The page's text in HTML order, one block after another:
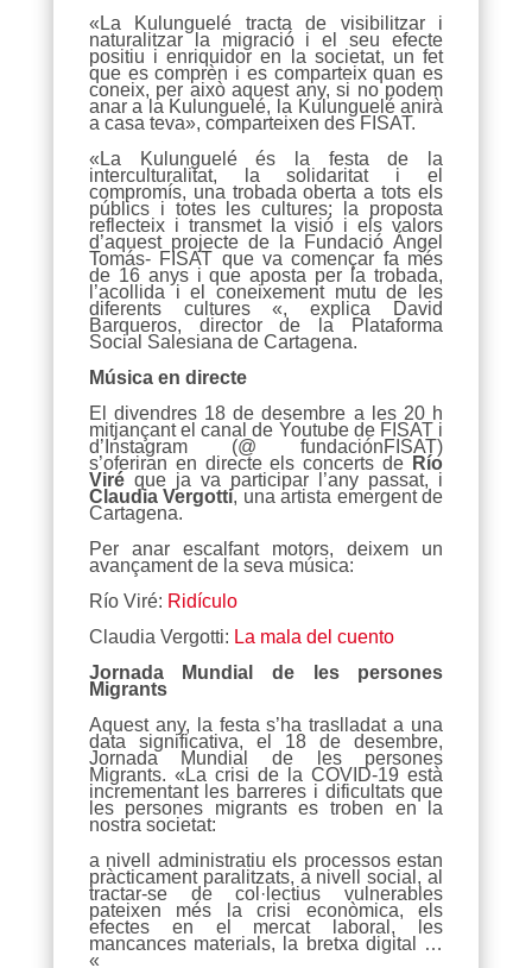
«La Kulunguelé tracta de visibilitzar i
naturalitzar la migració i el seu efecte
positiu i enriquidor en la societat, un fet
que es comprèn i es comparteix quan es
coneix, per això aquest any, si no podem
anar a la Kulunguelé, la Kulunguelé anirà
a casa teva», comparteixen des FISAT.
«La Kulunguelé és la festa de la
interculturalitat, la solidaritat i el
compromís, una trobada oberta a tots els
públics i totes les cultures; la proposta
reflecteix i transmet la visió i els valors
d’aquest projecte de la Fundació Ángel
Tomás- FISAT que va començar fa més
de 16 anys i que aposta per la trobada,
l’acollida i el coneixement mutu de les
diferents cultures «, explica David
Barqueros, director de la Plataforma
Social Salesiana de Cartagena.
Música en directe
El divendres 18 de desembre a les 20 h
mitjançant el canal de Youtube de FISAT i
d’Instagram (@ fundaciónFISAT)
s’oferiran en directe els concerts de Río
Viréque ja va participar l’any passat, i
Claudia Vergotti, una artista emergent de
Cartagena.
Per anar escalfant motors, deixem un
avançament de la seva música:
Río Viré: Ridículo
Claudia Vergotti: La mala del cuento
Jornada Mundial de les persones
Migrants
Aquest any, la festa s’ha traslladat a una
data significativa, el 18 de desembre,
Jornada Mundial de les persones
Migrants. «La crisi de la COVID-19 està
incrementant les barreres i dificultats que
les persones migrants es troben en la
nostra societat:
a nivell administratiu els processos estan
pràcticament paralitzats, a nivell social, al
tractar-se de col·lectius vulnerables
pateixen més la crisi econòmica, els
efectes en el mercat laboral, les
mancances materials, la bretxa digital …
«